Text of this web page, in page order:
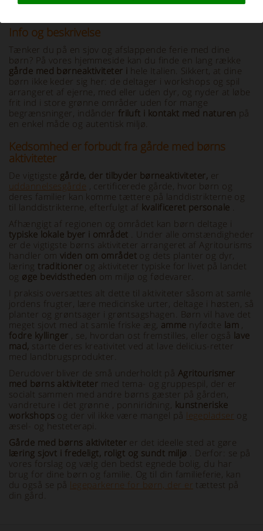
Info og beskrivelse
Tænker du på en sjov og afslappende ferie med dine
børn? På vores hjemmeside kan du finde en lang række
gårde med børneaktiviteter i hele Italien. Sikkert, at dine
børn ikke keder sig her: de deltager i workshops og spil
arrangeret af ejerne, med eller uden dyr, og nyder at løbe
frit ind i store grønne områder uden for mange
begrænsninger, indånder friluft i kontakt med naturen på
en enkel måde og autentisk miljø.
Kedsomhed er forbudt fra gårde med børns
aktiviteter
De vigtigste gårde, der tilbyder børneaktiviteter, er
uddannelsesgårde , certificerede gårde, hvor børn og
deres familier kan komme tættere på landdistrikterne og
til landdistrikterne, efterfulgt af kvalificeret personale .
Afhængigt af regionen og området kan børn deltage i
typiske lokale byer i området . Under alle omstændigheder
er de vigtigste børns aktiviteter arrangeret af Agritourisms
handler om viden om områdetog dets planter og dyr,
læring traditionerog aktiviteter typiske for livet på landet
og øge bevidstheden om miljø og fødevarer.
I praksis oversættes alt dette til aktiviteter såsom at samle
jordens frugter, lære medicinske urter, deltage i høsten, så
planter og grøntsager i grøntsagshagen. Børn vil have det
meget sjovt med at samle friske æg, amme nyfødte lam ,
fodre kyllinger , se, hvordan ost fremstilles, eller også lave
mad, starte deres kreativitet ved at lave delicius-retter
med landbrugsprodukter.
Derudover bliver de små underholdt på Agritourismer
med børns aktiviteter med tema- og gruppespil, der er
socialt sammen med andre børns gæster på gården,
vandreture i det grønne , ponniridning, kunstneriske
workshopsog der vil ikke være mangel på legepladser og
æsel- og hesteterapi.
Gårde med børns aktiviteterer det ideelle sted at gøre
læring sjovt i fredeligt, roligt og sundt miljø . Derfor: se på
vores forslag og vælg den bedst egnede bolig, du har
brug for dine børn og familie. Og til din familieferie, kan
du også se på legeparkerne for børn, der er tættest på
din gård.